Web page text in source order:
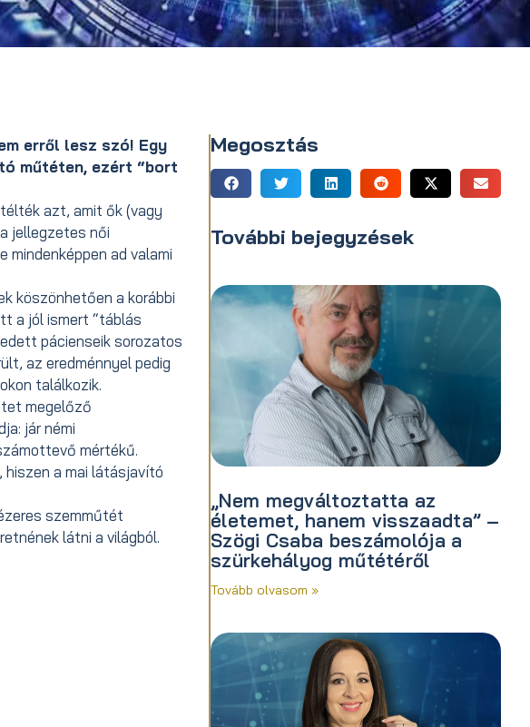
erről lesz szó! Egy
műtéten, ezért “bort
azt, amit ők (vagy
jellegzetes női
ad valami
köszönhetően a korábbi
a jól ismert “táblás
pácienseik sorozatos
az eredménnyel pedig
találkozik.
megelőző
jár némi
mértékű.
a mai látásjavító
szemműtét
látni a világból.
Megosztás
További bejegyzések
„Nem megváltoztatta az
életemet, hanem visszaadta” –
Szögi Csaba beszámolója a
szürkehályog műtétéről
Tovább olvasom »